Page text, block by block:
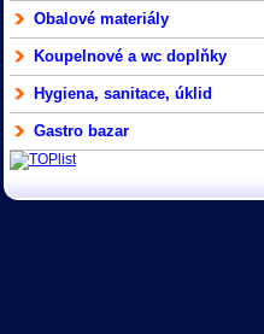
Obalové materiály
Koupelnové a wc doplňky
Hygiena, sanitace, úklid
Gastro bazar